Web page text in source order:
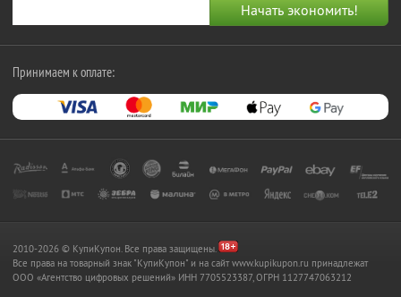
Принимаем к оплате:
2010-2026 © КупиКупон. Все права защищены.
Все права на товарный знак "КупиКупон" и на сайт www.kupikupon.ru принадлежат
OOO «Агентство цифровых решений» ИНН 7705523387, ОГРН 1127747063212